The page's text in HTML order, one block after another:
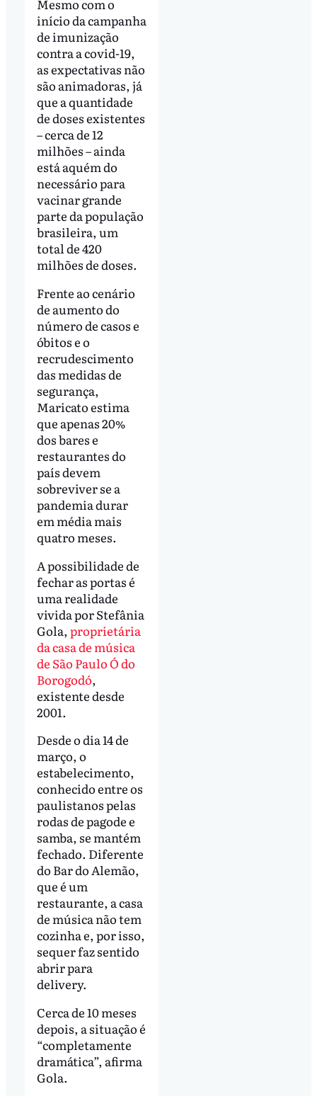
Mesmo com o
início da campanha
de imunização
contra a covid-19,
as expectativas não
são animadoras, já
que a quantidade
de doses existentes
– cerca de 12
milhões – ainda
está aquém do
necessário para
vacinar grande
parte da população
brasileira, um
total de 420
milhões de doses.
Frente ao cenário
de aumento do
número de casos e
óbitos e o
recrudescimento
das medidas de
segurança,
Maricato estima
que apenas 20%
dos bares e
restaurantes do
país devem
sobreviver se a
pandemia durar
em média mais
quatro meses.
A possibilidade de
fechar as portas é
uma realidade
vivida por Stefânia
Gola, proprietária
da casa de música
de São Paulo Ó do
Borogodó,
existente desde
2001.
Desde o dia 14 de
março, o
estabelecimento,
conhecido entre os
paulistanos pelas
rodas de pagode e
samba, se mantém
fechado. Diferente
do Bar do Alemão,
que é um
restaurante, a casa
de música não tem
cozinha e, por isso,
sequer faz sentido
abrir para
delivery.
Cerca de 10 meses
depois, a situação é
“completamente
dramática”, afirma
Gola.